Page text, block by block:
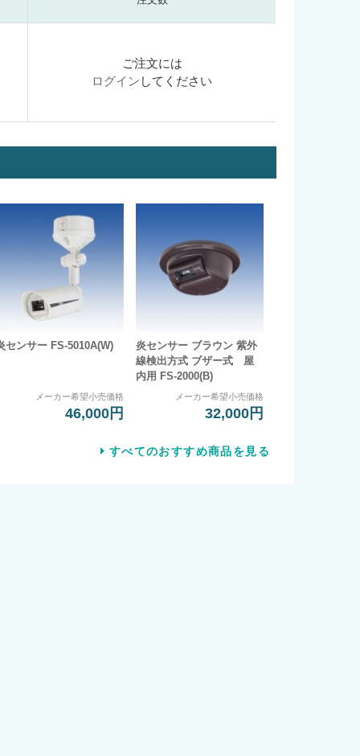
ご注文には
ログイン してください
センサー FS-5010A(W)
メーカー希望小売価格
46,000円
炎センサー ブラウン 紫外
線検出方式 ブザー式 屋
内用 FS-2000(B)
メーカー希望小売価格
32,000円
すべてのおすすめ商品を見る